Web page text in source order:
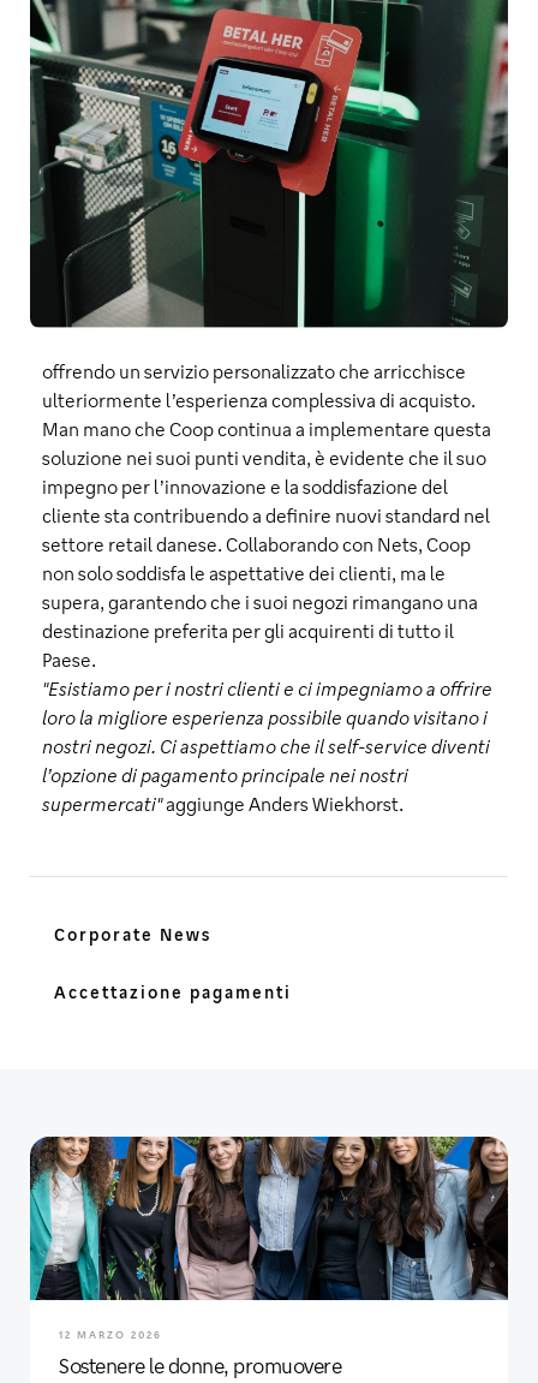
offrendo un servizio personalizzato che arricchisce
ulteriormente l’esperienza complessiva di acquisto.
Man mano che Coop continua a implementare questa
soluzione nei suoi punti vendita, è evidente che il suo
impegno per l’innovazione e la soddisfazione del
cliente sta contribuendo a definire nuovi standard nel
settore retail danese. Collaborando con Nets, Coop
non solo soddisfa le aspettative dei clienti, ma le
supera, garantendo che i suoi negozi rimangano una
destinazione preferita per gli acquirenti di tutto il
Paese.
"Esistiamo per i nostri clienti e ci impegniamo a offrire
loro la migliore esperienza possibile quando visitano i
nostri negozi. Ci aspettiamo che il self-service diventi
l’opzione di pagamento principale nei nostri
supermercati"aggiunge Anders Wiekhorst.
Corporate News
Accettazione pagamenti
12 MARZO 2026
Sostenere le donne, promuovere